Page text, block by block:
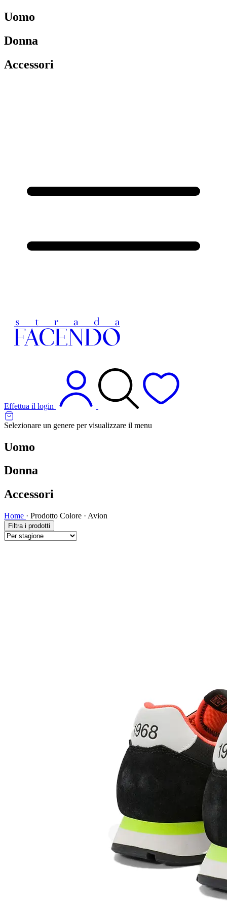
Uomo
Donna
Accessori
Effettua il login
Selezionare un genere per visualizzare il menu
Uomo
Donna
Accessori
Home · Prodotto Colore · Avion
Filtra i prodotti